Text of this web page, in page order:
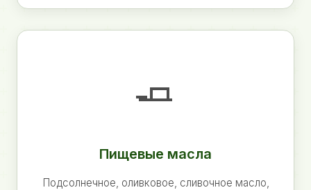
🧈
Пищевые масла
Подсолнечное, оливковое, сливочное масло,